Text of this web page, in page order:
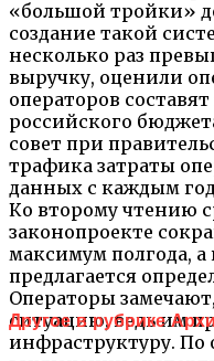
«большой тройки»
создание такой
несколько раз
выручку, оценили
операторов
российского
совет при
трафика затраты
данных с каждым
Ко второму чтению
законопроекте
максимум полгода,
предлагается
Операторы
ситуацию, ведь им
инфраструктуру.
Другое в рубрике